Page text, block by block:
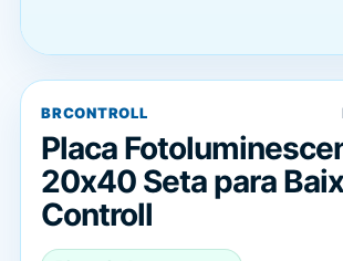
BRCONTROLL
Placa
20x40 Seta para
Controll